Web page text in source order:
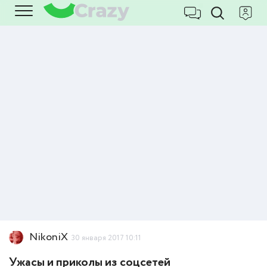
NikoniX 30 января 2017 10:11
Ужасы и приколы из соцсетей